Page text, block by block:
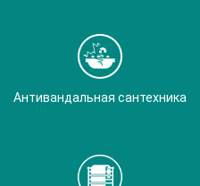
Антивандальная сантехника